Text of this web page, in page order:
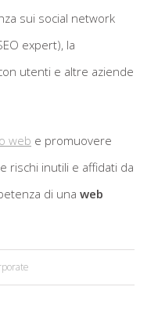
sui social network
expert), la
utenti e altre aziende
web e promuovere
rischi inutili e affidati da
di una web